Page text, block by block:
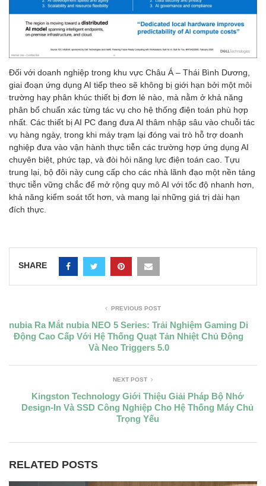
Đối với doanh nghiệp trong khu vực Châu Á – Thái Bình Dương,
giai đoạn ứng dụng AI tiếp theo sẽ không bị giới hạn bởi một môi
trường hay phân khúc thiết bị đơn lẻ nào, mà nằm ở khả năng
phân bổ chuẩn xác từng tác vụ cho hệ thống điện toán phù hợp
nhất. Các thiết bị AI PC đang đưa AI thâm nhập sâu vào chuỗi tác
vụ hàng ngày, trong khi máy trạm lại đóng vai trò hỗ trợ doanh
nghiệp đưa vào vận hành thực tiễn các trường hợp ứng dụng AI
chuyên biệt, phức tạp, và đòi hỏi năng lực điện toán cao. Tựu
trung lại, bộ đôi này cung cấp cho các nhà lãnh đạo một nền tảng
thực tiễn vững chắc để mở rộng quy mô AI với tốc độ nhanh hơn,
khả năng kiểm soát tốt hơn, và mang lại những giá trị dài hạn
đích thực.
SHARE
PREVIOUS POST
nubia Ra Mắt nubia NEO 5 Series: Trải Nghiệm Gaming Di
Động Cao Cấp Với Hệ Thống Quạt Tản Nhiệt Chủ Động
Và Neo Triggers 5.0
NEXT POST
Kingston Technology Giới Thiệu Giải Pháp Bộ Nhớ
Design-In Và SSD Công Nghiệp Cho Hệ Thống Máy Chủ
Trọng Yếu
RELATED POSTS